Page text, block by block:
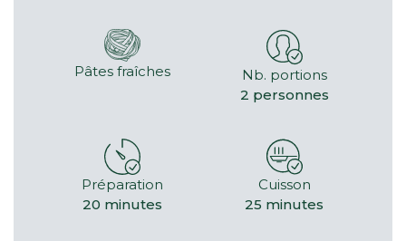
Pâtes fraîches
Nb. portions
2 personnes
Préparation
20 minutes
Cuisson
25 minutes